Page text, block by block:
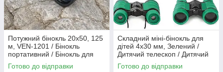
Потужний бінокль 20x50, 125
м, VEN-1201 / Бінокль
портативний / Бінокль для
спостереження / Туристичний
бінокль
Готово до відправки
Складний міні-бінокль для
дітей 4х30 мм, Зелений /
Дитячий телескоп / Дитячий
бінокль / Бінокль для
спостереження
Готово до відправки